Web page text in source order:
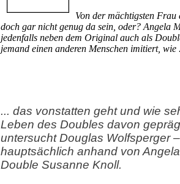
Von der mächtigsten Frau
doch gar nicht genug da sein, oder? Angela
jedenfalls neben dem Original auch als
jemand einen anderen Menschen imitiert, wie
... das vonstatten geht und wie
Leben des Doubles davon
untersucht Douglas Wolfsperger –
hauptsächlich anhand von
Double Susanne Knoll.